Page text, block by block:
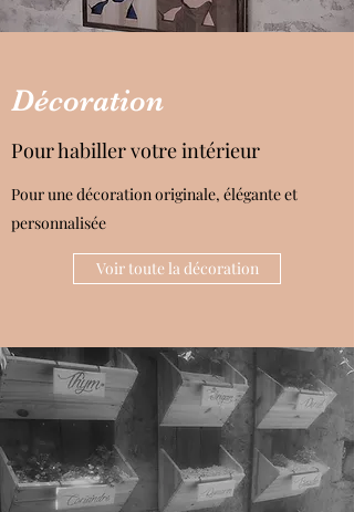
Décoration
Pour habiller votre intérieur
Pour une décoration originale, élégante et
personnalisée
Voir toute la décoration